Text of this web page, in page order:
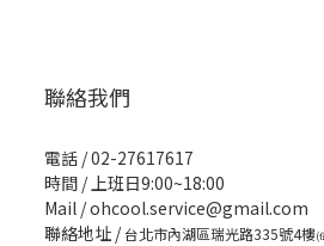
聯絡我們
電話 / 02-27617617
時間 / 上班日9:00~18:00
Mail / ohcool.service@gmail.com
聯絡地址 /台北市內湖區瑞光路335號4樓(